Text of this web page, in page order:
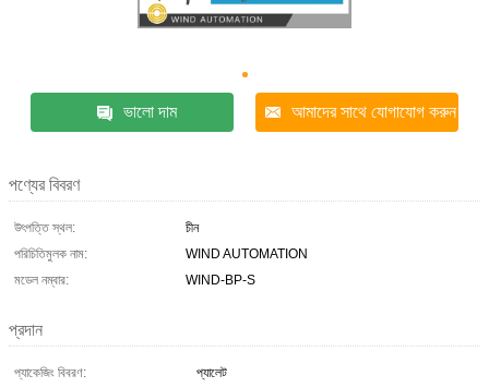
ভালো দাম আমাদের সাথে যোগাযোগ করুন
পণ্যের বিবরণ
উৎপত্তি স্থল:
চীন
পরিচিতিমুলক নাম:
WIND AUTOMATION
মডেল নম্বার:
WIND-BP-S
প্রদান
প্যাকেজিং বিবরণ: প্যালেট